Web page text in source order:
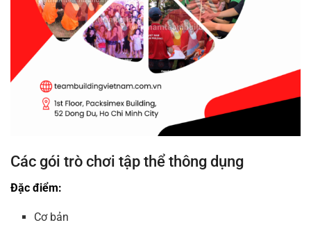
Các gói trò chơi tập thể thông dụng
Đặc điểm:
Cơ bản